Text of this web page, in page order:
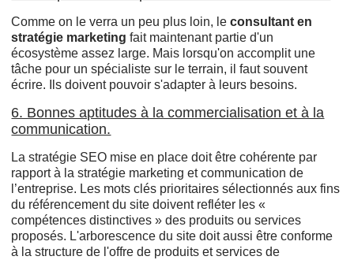
Comme on le verra un peu plus loin, le consultant en
stratégie marketingfait maintenant partie d'un
écosystème assez large. Mais lorsqu'on accomplit une
tâche pour un spécialiste sur le terrain, il faut souvent
écrire. Ils doivent pouvoir s'adapter à leurs besoins.
6. Bonnes aptitudes à la commercialisation et à la
communication.
La stratégie SEO mise en place doit être cohérente par
rapport à la stratégie marketing et communication de
l’entreprise. Les mots clés prioritaires sélectionnés aux fins
du référencement du site doivent refléter les «
compétences distinctives » des produits ou services
proposés. L'arborescence du site doit aussi être conforme
à la structure de l'offre de produits et services de